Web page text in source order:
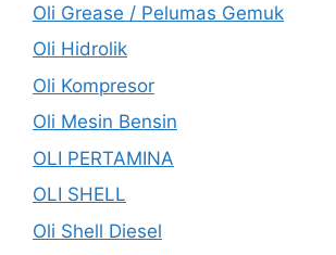
Oli Grease / Pelumas Gemuk
Oli Hidrolik
Oli Kompresor
Oli Mesin Bensin
OLI PERTAMINA
OLI SHELL
Oli Shell Diesel